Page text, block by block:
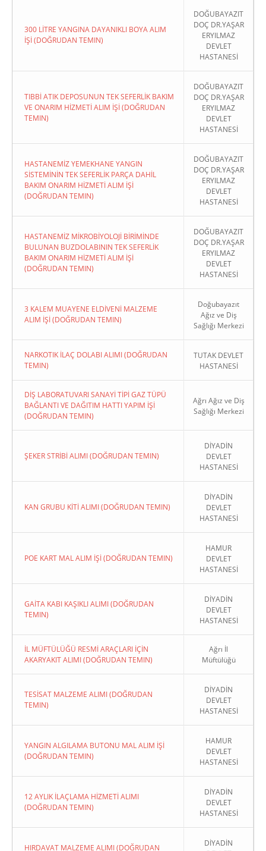
300 LİTRE YANGINA DAYANIKLI BOYA ALIM
İŞİ (DOĞRUDAN TEMIN)
DOĞUBAYAZIT
DOÇ DR.YAŞAR
ERYILMAZ
DEVLET
HASTANESİ
TIBBİ ATIK DEPOSUNUN TEK SEFERLİK BAKIM
VE ONARIM HİZMETİ ALIM İŞİ (DOĞRUDAN
TEMIN)
DOĞUBAYAZIT
DOÇ DR.YAŞAR
ERYILMAZ
DEVLET
HASTANESİ
HASTANEMİZ YEMEKHANE YANGIN
SİSTEMİNİN TEK SEFERLİK PARÇA DAHİL
BAKIM ONARIM HİZMETİ ALIM İŞİ
(DOĞRUDAN TEMIN)
DOĞUBAYAZIT
DOÇ DR.YAŞAR
ERYILMAZ
DEVLET
HASTANESİ
HASTANEMİZ MİKROBİYOLOJİ BİRİMİNDE
BULUNAN BUZDOLABININ TEK SEFERLİK
BAKIM ONARIM HİZMETİ ALIM İŞİ
(DOĞRUDAN TEMIN)
DOĞUBAYAZIT
DOÇ DR.YAŞAR
ERYILMAZ
DEVLET
HASTANESİ
3 KALEM MUAYENE ELDİVENİ MALZEME
ALIM İŞİ (DOĞRUDAN TEMIN)
Doğubayazıt
Ağız ve Diş
Sağlığı Merkezi
NARKOTIK İLAÇ DOLABI ALIMI (DOĞRUDAN
TEMIN)
TUTAK DEVLET
HASTANESİ
DİŞ LABORATUVARI SANAYİ TİPİ GAZ TÜPÜ
BAĞLANTI VE DAĞITIM HATTI YAPIM İŞİ
(DOĞRUDAN TEMIN)
Ağrı Ağız ve Diş
Sağlığı Merkezi
ŞEKER STRİBİ ALIMI (DOĞRUDAN TEMIN)
DİYADİN
DEVLET
HASTANESİ
KAN GRUBU KİTİ ALIMI (DOĞRUDAN TEMIN)
DİYADİN
DEVLET
HASTANESİ
POE KART MAL ALIM İŞİ (DOĞRUDAN TEMIN)
HAMUR
DEVLET
HASTANESİ
GAİTA KABI KAŞIKLI ALIMI (DOĞRUDAN
TEMIN)
DİYADİN
DEVLET
HASTANESİ
İL MÜFTÜLÜĞÜ RESMİ ARAÇLARI İÇİN
AKARYAKIT ALIMI (DOĞRUDAN TEMIN)
Ağrı İl
Müftülüğü
TESİSAT MALZEME ALIMI (DOĞRUDAN
TEMIN)
DİYADİN
DEVLET
HASTANESİ
YANGIN ALGILAMA BUTONU MAL ALIM İŞİ
(DOĞRUDAN TEMIN)
HAMUR
DEVLET
HASTANESİ
12 AYLIK İLAÇLAMA HİZMETİ ALIMI
(DOĞRUDAN TEMIN)
DİYADİN
DEVLET
HASTANESİ
HIRDAVAT MALZEME ALIMI (DOĞRUDAN
DİYADİN